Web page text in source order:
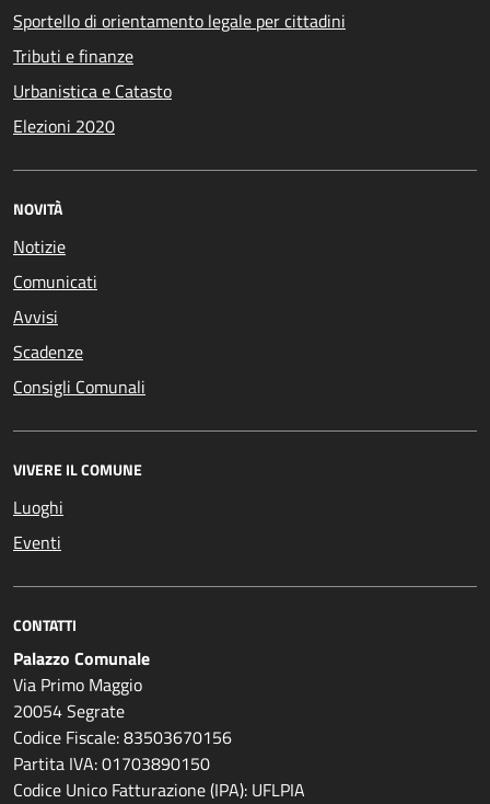
Sportello di orientamento legale per cittadini
Tributi e finanze
Urbanistica e Catasto
Elezioni 2020
NOVITÀ
Notizie
Comunicati
Avvisi
Scadenze
Consigli Comunali
VIVERE IL COMUNE
Luoghi
Eventi
CONTATTI
Palazzo Comunale
Via Primo Maggio
20054 Segrate
Codice Fiscale: 83503670156
Partita IVA: 01703890150
Codice Unico Fatturazione (IPA): UFLPIA